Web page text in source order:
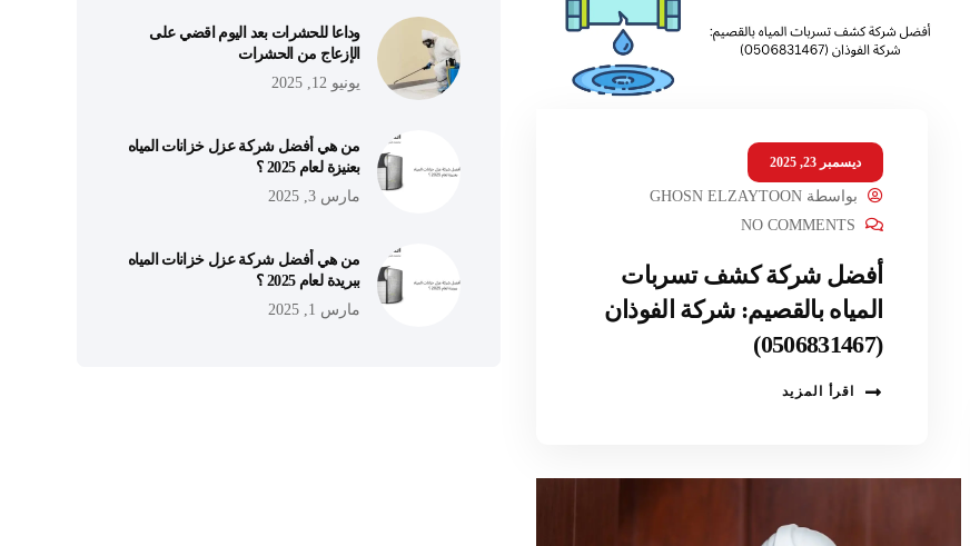
ديسمبر 23, 2025
بواسطةGHOSN ELZAYTOON
NO COMMENTS
أفضل شركة كشف تسربات
المياه بالقصيم: شركة الفوذان
(0506831467)
اقرأ المزيد
وداعا للحشرات بعد اليوم اقضي على
الإزعاج من الحشرات
يونيو 12, 2025
من هي أفضل شركة عزل خزانات المياه
بعنيزة لعام 2025 ؟
مارس 3, 2025
من هي أفضل شركة عزل خزانات المياه
ببريدة لعام 2025 ؟
مارس 1, 2025